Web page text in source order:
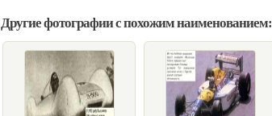
Другие фотографии с похожим наименованием: